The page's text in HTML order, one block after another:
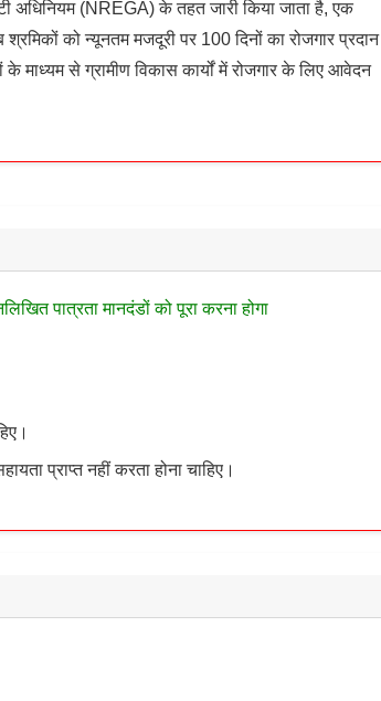
अधिनियम (NREGA) के तहत जारी किया जाता है, एक
श्रमिकों को न्यूनतम मजदूरी पर 100 दिनों का रोजगार प्रदान
माध्यम से ग्रामीण विकास कार्यों में रोजगार के लिए आवेदन
पात्रता मानदंडों को पूरा करना होगा
प्राप्त नहीं करता होना चाहिए।